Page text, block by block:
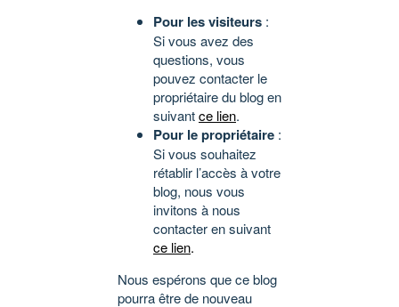
Pour les visiteurs :
Si vous avez des
questions, vous
pouvez contacter le
propriétaire du blog en
suivantce lien.
Pour le propriétaire :
Si vous souhaitez
rétablir l’accès à votre
blog, nous vous
invitons à nous
contacter en suivant
ce lien.
Nous espérons que ce blog
pourra être de nouveau